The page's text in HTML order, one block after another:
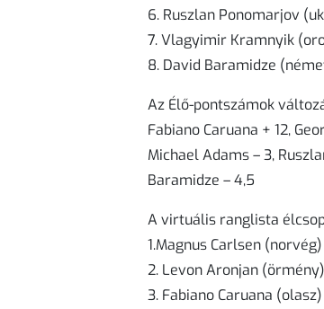
6. Ruszlan Ponomarjov
7. Vlagyimir Kramnyik
8. David Baramidze
Az Élő-pontszámok
Fabiano Caruana + 12,
Michael Adams – 3,
Baramidze – 4,5
A virtuális ranglista
1.Magnus Carlsen
2. Levon Aronjan
3. Fabiano Caruana